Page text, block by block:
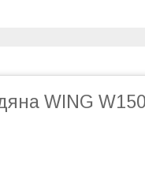
WING